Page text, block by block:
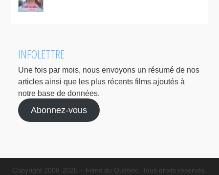
INFOLETTRE
Une fois par mois, nous envoyons un résumé de nos
articles ainsi que les plus récents films ajoutés à
notre base de données.
Abonnez-vous
Copyright 2008-2025 – Films du Québec. Tous droits réservés.